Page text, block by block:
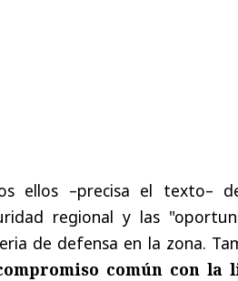
ellos –precisa el texto–
regional y las
de defensa en la zona.
común con